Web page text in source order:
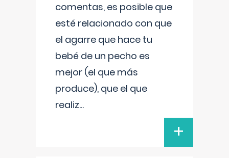
comentas, es posible que
esté relacionado con que
el agarre que hace tu
bebé de un pecho es
mejor (el que más
produce), que el que
realiz...
+